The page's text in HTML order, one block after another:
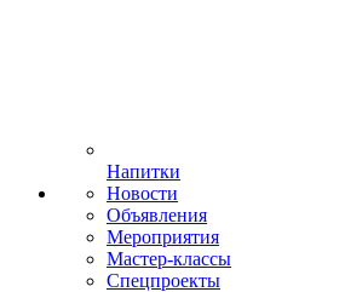
Напитки
Новости
Объявления
Мероприятия
Мастер-классы
Спецпроекты